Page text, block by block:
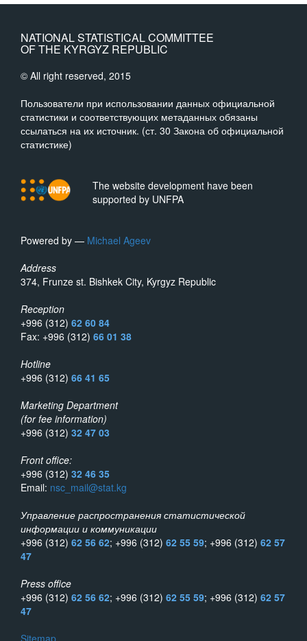
NATIONAL STATISTICAL COMMITTEE
OF THE KYRGYZ REPUBLIC
© All right reserved, 2015
Пользователи при использовании данных официальной
статистики и соответствующих метаданных обязаны
ссылаться на их источник. (ст. 30 Закона об официальной
статистике)
The website development have been
supported by UNFPA
Powered by — Michael Ageev
Address
374, Frunze st. Bishkek City, Kyrgyz Republic
Reception
+996 (312) 62 60 84
Fax: +996 (312) 66 01 38
Hotline
+996 (312) 66 41 65
Marketing Department
(for fee information)
+996 (312) 32 47 03
Front office:
+996 (312) 32 46 35
Email: nsc_mail@stat.kg
Управление распространения статистической
информации и коммуникации
+996 (312) 62 56 62; +996 (312) 62 55 59; +996 (312) 62 57
47
Press office
+996 (312) 62 56 62; +996 (312) 62 55 59; +996 (312) 62 57
47
Sitemap